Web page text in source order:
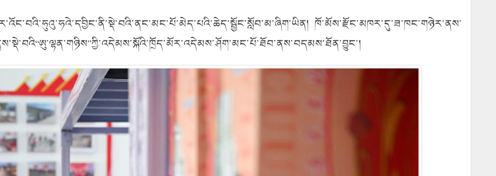
ཁོ་མོས་རྫོང་མཁར་དུ་ཟ་ཁང་གཉེར་ནས་